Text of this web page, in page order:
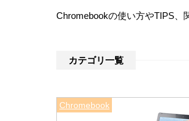
Chromebookの使い方やTIPS、
カテゴリ一覧
Chromebook